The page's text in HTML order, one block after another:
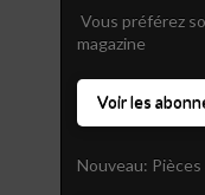
Vous préférez
magazine
Voir les
Nouveau: